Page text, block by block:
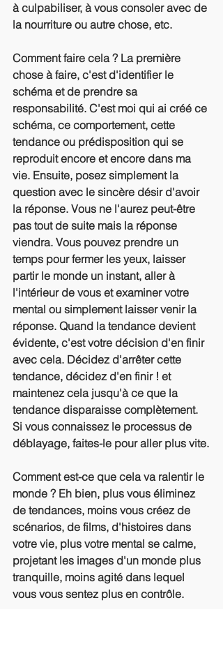
à culpabiliser, à vous consoler avec de
la nourriture ou autre chose, etc.
Comment faire cela ? La première
chose à faire, c'est d'identifier le
schéma et de prendre sa
responsabilité. C'est moi qui ai créé ce
schéma, ce comportement, cette
tendance ou prédisposition qui se
reproduit encore et encore dans ma
vie. Ensuite, posez simplement la
question avec le sincère désir d'avoir
la réponse. Vous ne l'aurez peut-être
pas tout de suite mais la réponse
viendra. Vous pouvez prendre un
temps pour fermer les yeux, laisser
partir le monde un instant, aller à
l'intérieur de vous et examiner votre
mental ou simplement laisser venir la
réponse. Quand la tendance devient
évidente, c'est votre décision d'en finir
avec cela. Décidez d'arrêter cette
tendance, décidez d'en finir ! et
maintenez cela jusqu'à ce que la
tendance disparaisse complètement.
Si vous connaissez le processus de
déblayage, faites-le pour aller plus vite.
Comment est-ce que cela va ralentir le
monde ? Eh bien, plus vous éliminez
de tendances, moins vous créez de
scénarios, de films, d'histoires dans
votre vie, plus votre mental se calme,
projetant les images d'un monde plus
tranquille, moins agité dans lequel
vous vous sentez plus en contrôle.